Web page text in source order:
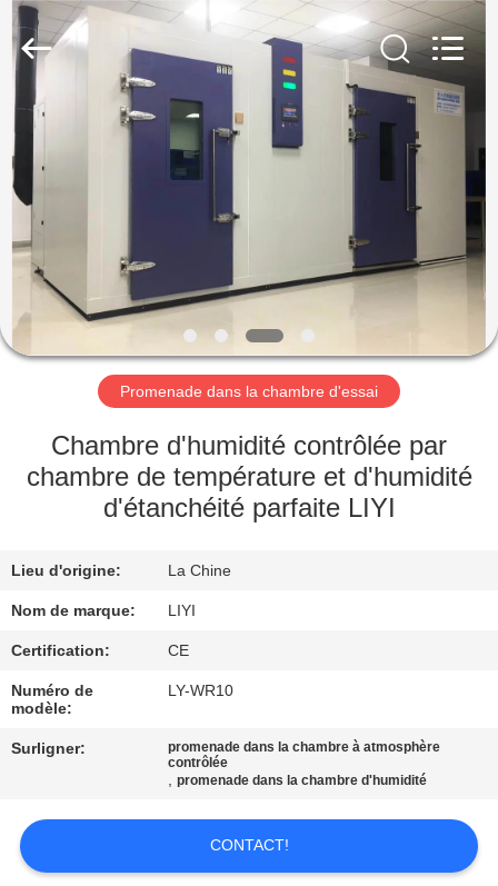
MAISON
PRODUITS
AU
SUJET
DE
NOUS
VISITE
D'USINE
DE
QUALITÉ
CONTACTEZ-
NOUS
DEMANDEZ
UNE
CITATION
Environmental
Technology
Co.,
Ltd..
Reserved.
Promenade dans la chambre d'essai
Chambre d'humidité contrôlée par
chambre de température et d'humidité
d'étanchéité parfaite LIYI
Lieu d'origine: La Chine
Nom de marque: LIYI
Certification: CE
Numéro de
modèle:
LY-WR10
Surligner:
promenade dans la chambre à atmosphère
contrôlée
,promenade dans la chambre d'humidité
CONTACT!